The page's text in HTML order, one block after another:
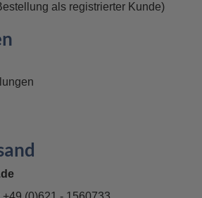
als registrierter Kunde)